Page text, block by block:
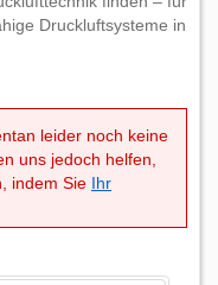
Druckluftsysteme in
leider noch keine
uns jedoch helfen,
indem Sie Ihr